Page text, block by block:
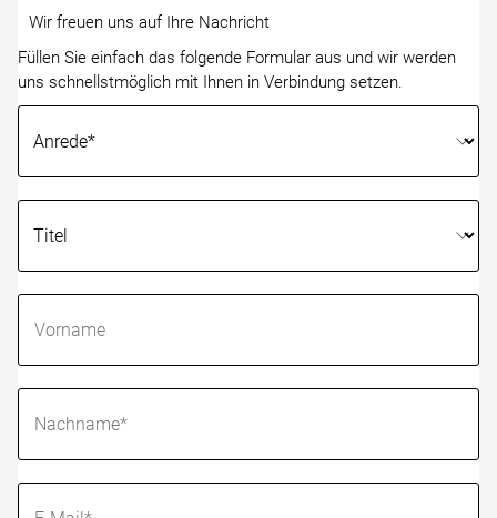
Wir freuen uns auf Ihre Nachricht
Füllen Sie einfach das folgende Formular aus und wir werden
uns schnellstmöglich mit Ihnen in Verbindung setzen.